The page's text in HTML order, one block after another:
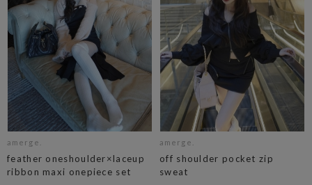
amerge.
feather oneshoulder×laceup
ribbon maxi onepiece set
amerge.
off shoulder pocket zip
sweat